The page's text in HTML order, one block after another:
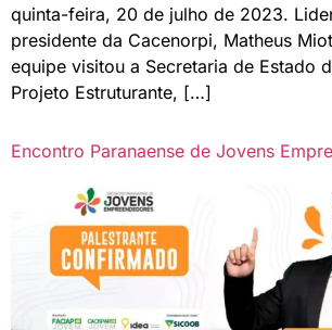
quinta-feira, 20 de julho de 2023.
presidente da Cacenorpi, Matheus
equipe visitou a Secretaria de Estado
Projeto Estruturante, […]
Encontro Paranaense de Jovens